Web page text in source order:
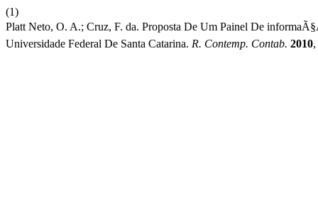
(1)
Platt Neto, O. A.; Cruz, F. da. Proposta De Um Painel De
Universidade Federal De Santa Catarina. R. Contemp. Contab. 2010,